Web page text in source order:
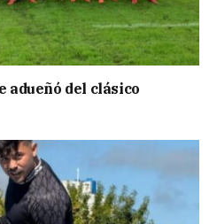
adueñó del clásico